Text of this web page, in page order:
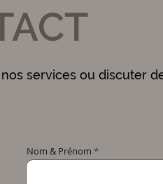
services ou discuter
Nom & Prénom